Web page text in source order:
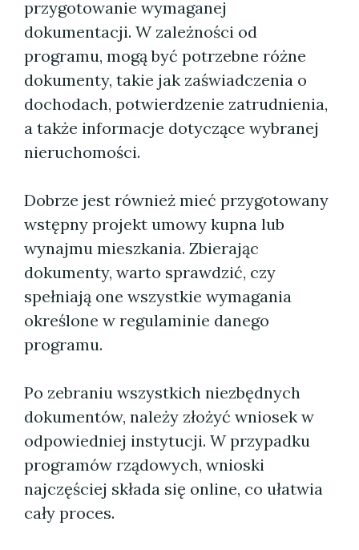
przygotowanie wymaganej
dokumentacji. W zależności od
programu, mogą być potrzebne różne
dokumenty, takie jak zaświadczenia o
dochodach, potwierdzenie zatrudnienia,
a także informacje dotyczące wybranej
nieruchomości.
Dobrze jest również mieć przygotowany
wstępny projekt umowy kupna lub
wynajmu mieszkania. Zbierając
dokumenty, warto sprawdzić, czy
spełniają one wszystkie wymagania
określone w regulaminie danego
programu.
Po zebraniu wszystkich niezbędnych
dokumentów, należy złożyć wniosek w
odpowiedniej instytucji. W przypadku
programów rządowych, wnioski
najczęściej składa się online, co ułatwia
cały proces.